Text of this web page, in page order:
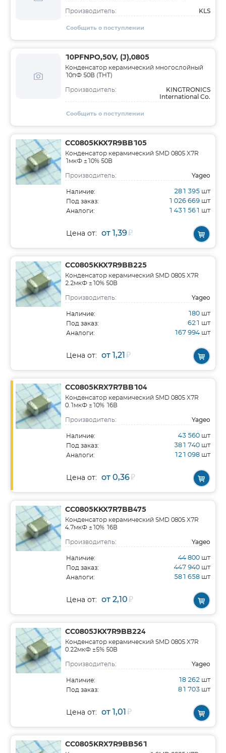
Производитель: KLS
Сообщить о поступлении
10PFNPO,50V, (J),0805
Конденсатор керамический многослойный
10пФ 50В (ТНT)
Производитель:
KINGTRONICS
International Co.
Сообщить о поступлении
CC0805KKX7R9BB105
Конденсатор керамический SMD 0805 X7R
1мкФ ±10% 50В
Производитель: Yageo
Наличие: 281 395 шт
Под заказ: 1 026 669 шт
Аналоги: 1 431 561 шт
Цена от: от 1,39₽
CC0805KKX7R9BB225
Конденсатор керамический SMD 0805 X7R
2.2мкФ ±10% 50В
Производитель: Yageo
Наличие: 180 шт
Под заказ: 621 шт
Аналоги: 167 994 шт
Цена от: от 1,21₽
CC0805KRX7R7BB104
Конденсатор керамический SMD 0805 X7R
0.1мкФ ±10% 16В
Производитель: Yageo
Наличие: 43 560 шт
Под заказ: 381 740 шт
Аналоги: 121 098 шт
Цена от: от 0,36₽
CC0805KKX7R7BB475
Конденсатор керамический SMD 0805 X7R
4.7мкФ ±10% 16В
Производитель: Yageo
Наличие: 44 800 шт
Под заказ: 447 940 шт
Аналоги: 581 658 шт
Цена от: от 2,10₽
CC0805JKX7R9BB224
Конденсатор керамический SMD 0805 X7R
0.22мкФ ±5% 50В
Производитель: Yageo
Наличие: 18 262 шт
Под заказ: 81 703 шт
Цена от: от 1,01₽
CC0805KRX7R9BB561